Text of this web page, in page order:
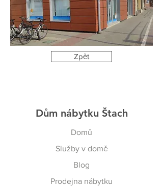
Zpět
Dům nábytku Štach
Domů
Služby v domě
Blog
Prodejna nábytku